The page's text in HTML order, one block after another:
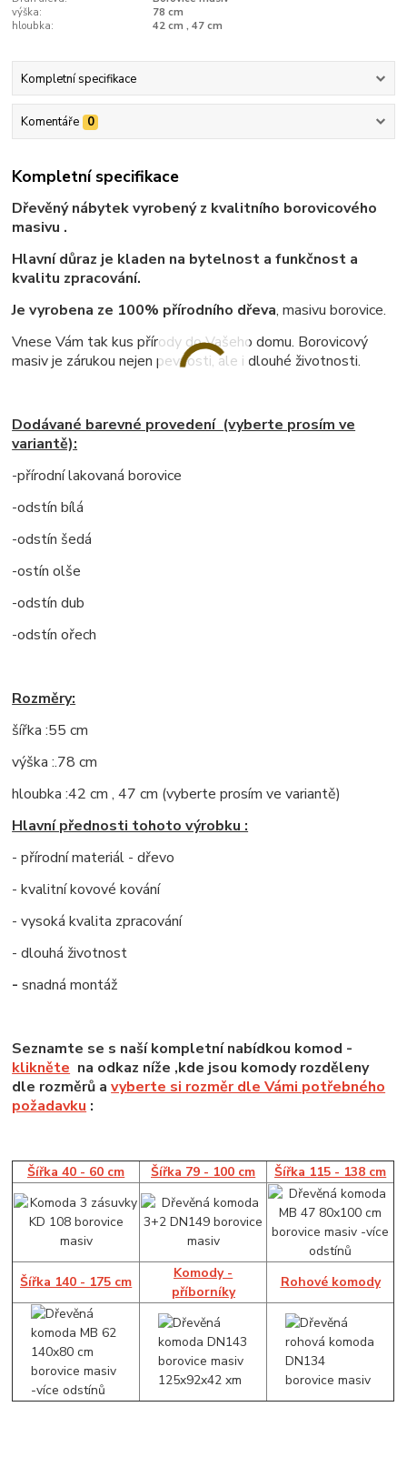
výška:
78 cm
hloubka:
42 cm , 47 cm
Kompletní specifikace
Komentáře 0
Kompletní specifikace
Dřevěný nábytek vyrobený z kvalitního borovicového
masivu .
Hlavní důraz je kladen na bytelnost a funkčnost a
kvalitu zpracování.
Je vyrobena ze 100% přírodního dřeva, masivu borovice.
Vnese Vám tak kus přírody do Vašeho domu. Borovicový
masiv je zárukou nejen pevnosti, ale i dlouhé životnosti.
Dodávané barevné provedení (vyberte prosím ve
variantě):
-přírodní lakovaná borovice
-odstín bílá
-odstín šedá
-ostín olše
-odstín dub
-odstín ořech
Rozměry:
šířka :55 cm
výška :.78 cm
hloubka :42 cm , 47 cm (vyberte prosím ve variantě)
Hlavní přednosti tohoto výrobku :
- přírodní materiál - dřevo
- kvalitní kovové kování
- vysoká kvalita zpracování
- dlouhá životnost
-snadná montáž
Seznamte se s naší kompletní nabídkou komod -
kliknětena odkaz níže ,kde jsou komody rozděleny
dle rozměrů avyberte si rozměr dle Vámi potřebného
požadavku:
Šířka 40 - 60 cm Šířka 79 - 100 cm Šířka 115 - 138 cm
Šířka 140 - 175 cm
Komody -
příborníky
Rohové komody